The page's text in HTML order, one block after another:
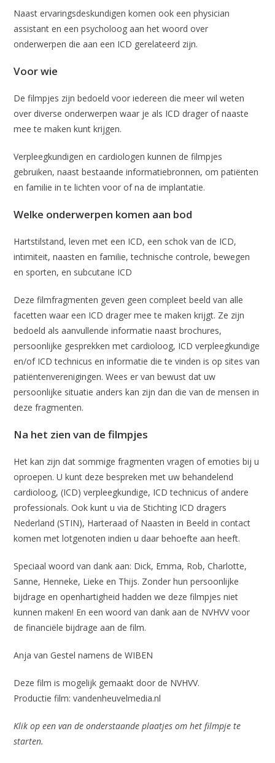
Naast ervaringsdeskundigen komen ook een physician
assistant en een psycholoog aan het woord over
onderwerpen die aan een ICD gerelateerd zijn.
Voor wie
De filmpjes zijn bedoeld voor iedereen die meer wil weten
over diverse onderwerpen waar je als ICD drager of naaste
mee te maken kunt krijgen.
Verpleegkundigen en cardiologen kunnen de filmpjes
gebruiken, naast bestaande informatiebronnen, om patiënten
en familie in te lichten voor of na de implantatie.
Welke onderwerpen komen aan bod
Hartstilstand, leven met een ICD, een schok van de ICD,
intimiteit, naasten en familie, technische controle, bewegen
en sporten, en subcutane ICD
Deze filmfragmenten geven geen compleet beeld van alle
facetten waar een ICD drager mee te maken krijgt. Ze zijn
bedoeld als aanvullende informatie naast brochures,
persoonlijke gesprekken met cardioloog, ICD verpleegkundige
en/of ICD technicus en informatie die te vinden is op sites van
patiëntenverenigingen. Wees er van bewust dat uw
persoonlijke situatie anders kan zijn dan die van de mensen in
deze fragmenten.
Na het zien van de filmpjes
Het kan zijn dat sommige fragmenten vragen of emoties bij u
oproepen. U kunt deze bespreken met uw behandelend
cardioloog, (ICD) verpleegkundige, ICD technicus of andere
professionals. Ook kunt u via de Stichting ICD dragers
Nederland (STIN), Harteraad of Naasten in Beeld in contact
komen met lotgenoten indien u daar behoefte aan heeft.
Speciaal woord van dank aan: Dick, Emma, Rob, Charlotte,
Sanne, Henneke, Lieke en Thijs. Zonder hun persoonlijke
bijdrage en openhartigheid hadden we deze filmpjes niet
kunnen maken! En een woord van dank aan de NVHVV voor
de financiële bijdrage aan de film.
Anja van Gestel namens de WIBEN
Deze film is mogelijk gemaakt door de NVHVV.
Productie film: vandenheuvelmedia.nl
Klik op een van de onderstaande plaatjes om het filmpje te
starten.